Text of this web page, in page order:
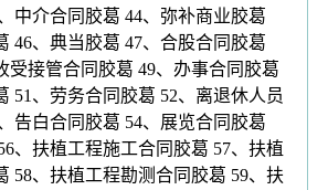
中介合同胶葛 44、弥补商业胶葛
46、典当胶葛 47、合股合同胶葛
受接管合同胶葛 49、办事合同胶葛
51、劳务合同胶葛 52、离退休人员
告白合同胶葛 54、展览合同胶葛
、扶植工程施工合同胶葛 57、扶植
58、扶植工程勘测合同胶葛 59、扶